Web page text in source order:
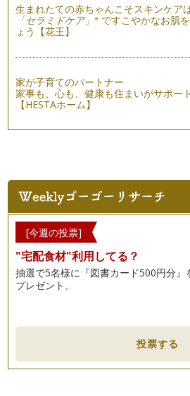
手作りアイテムでクリスマスパーテ
よう！
今年も残すところ後1ヵ月。こどもた
生まれたての赤ちゃんこそスキンケア
「セラミドケア」※ ですこやかなお肌
ょう【花王】
家が子育てのパートナー
家事も、心も、健康も住まいがサポー
【HESTAホーム】
[今週の投票]
"宅配食材"利用してる？
抽選で5名様に『図書カード500円分』
プレゼント。
投票する